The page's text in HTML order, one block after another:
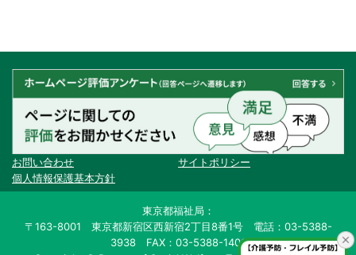
お問い合わせ
サイトポリシー
個人情報保護基本方針
東京都福祉局：
〒163-8001 東京都新宿区西新宿2丁目8番1号 電話：03-5388-
3938 FAX：03-5388-1401